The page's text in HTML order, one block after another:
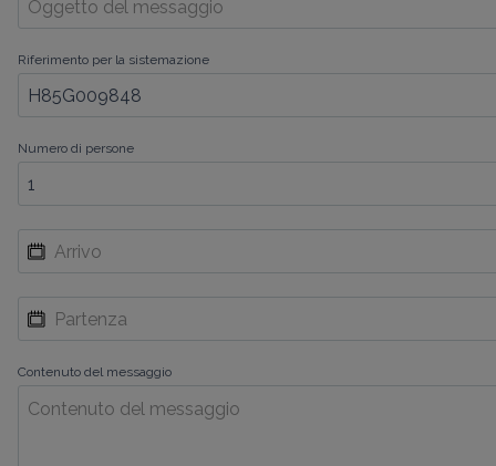
Riferimento per la sistemazione
Numero di persone
Contenuto del messaggio